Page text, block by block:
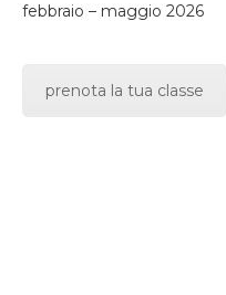
febbraio – maggio 2026
prenota la tua classe